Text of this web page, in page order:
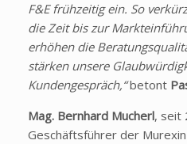
F&E frühzeitig ein. So
die Zeit bis zur
erhöhen die
stärken unsere
Kundengespräch,“betont
Mag. Bernhard Mucherl, seit
Geschäftsführer der Murexin